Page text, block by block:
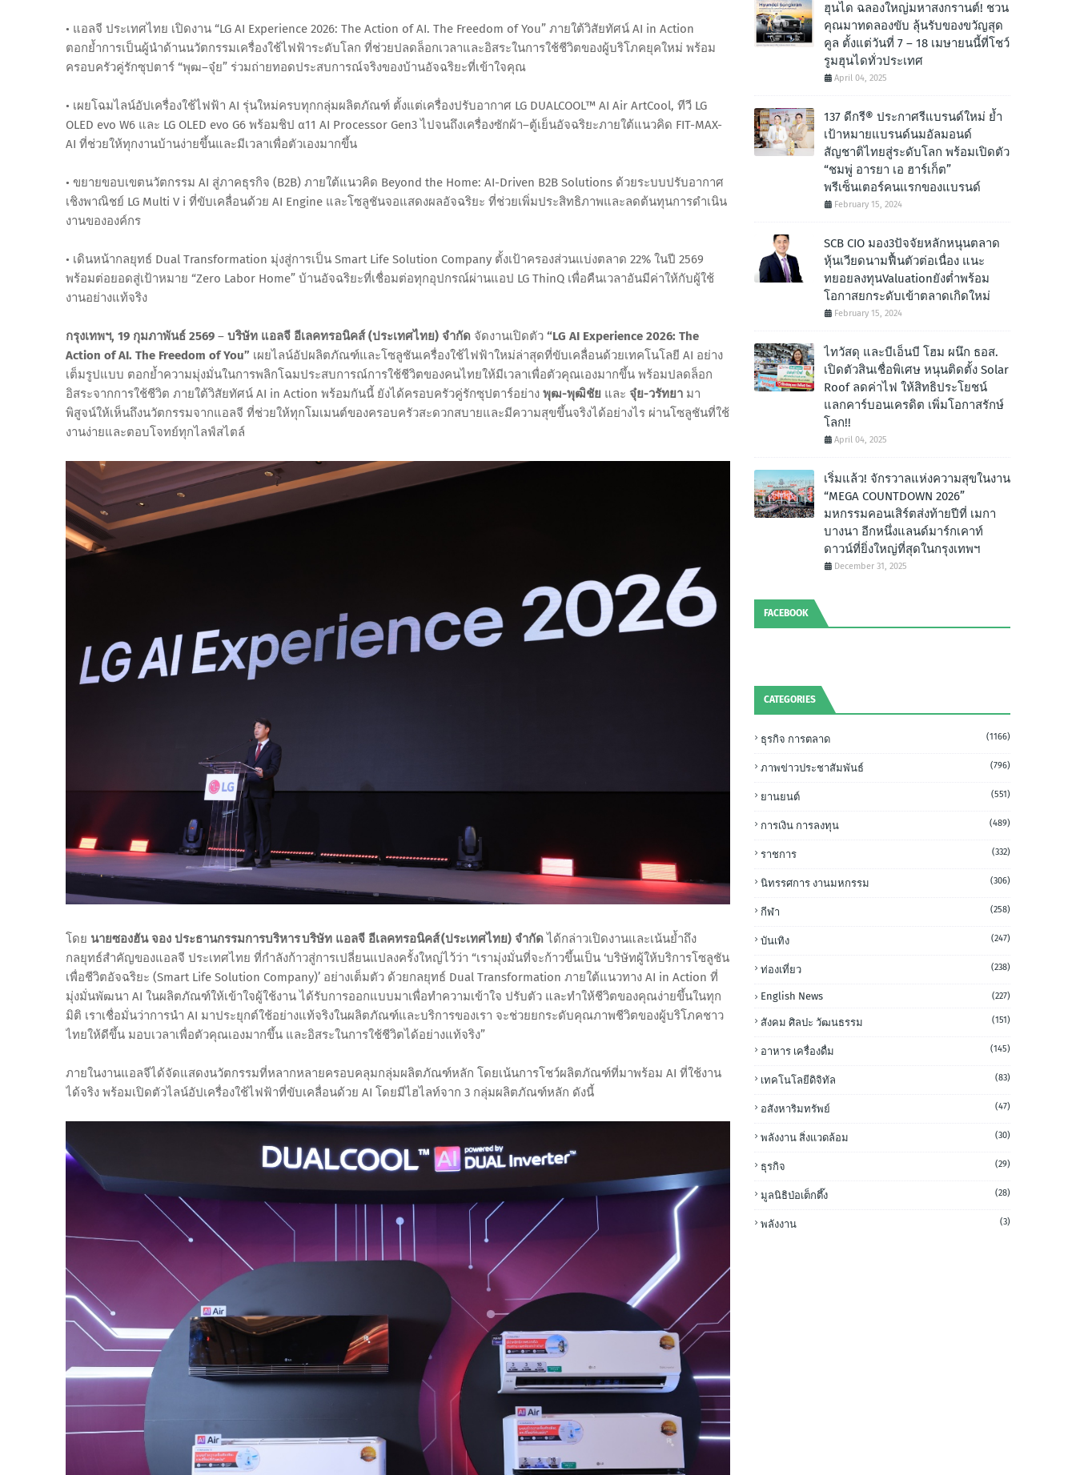
• แอลจี ประเทศไทย เปิดงาน “LG AI Experience 2026: The Action of AI. The Freedom of You” ภายใต้วิสัยทัศน์ AI in Action
ตอกย้ำการเป็นผู้นำด้านนวัตกรรมเครื่องใช้ไฟฟ้าระดับโลก ที่ช่วยปลดล็อกเวลาและอิสระในการใช้ชีวิตของผู้บริโภคยุคใหม่ พร้อม
ครอบครัวคู่รักซุปตาร์ “พุฒ–จุ๋ย” ร่วมถ่ายทอดประสบการณ์จริงของบ้านอัจฉริยะที่เข้าใจคุณ
• เผยโฉมไลน์อัปเครื่องใช้ไฟฟ้า AI รุ่นใหม่ครบทุกกลุ่มผลิตภัณฑ์ ตั้งแต่เครื่องปรับอากาศ LG DUALCOOL™ AI Air ArtCool, ทีวี LG
OLED evo W6 และ LG OLED evo G6 พร้อมชิป α11 AI Processor Gen3 ไปจนถึงเครื่องซักผ้า–ตู้เย็นอัจฉริยะภายใต้แนวคิด FIT-MAX-
AI ที่ช่วยให้ทุกงานบ้านง่ายขึ้นและมีเวลาเพื่อตัวเองมากขึ้น
• ขยายขอบเขตนวัตกรรม AI สู่ภาคธุรกิจ (B2B) ภายใต้แนวคิด Beyond the Home: AI-Driven B2B Solutions ด้วยระบบปรับอากาศ
เชิงพาณิชย์ LG Multi V i ที่ขับเคลื่อนด้วย AI Engine และโซลูชันจอแสดงผลอัจฉริยะ ที่ช่วยเพิ่มประสิทธิภาพและลดต้นทุนการดำเนิน
งานขององค์กร
• เดินหน้ากลยุทธ์ Dual Transformation มุ่งสู่การเป็น Smart Life Solution Company ตั้งเป้าครองส่วนแบ่งตลาด 22% ในปี 2569
พร้อมต่อยอดสู่เป้าหมาย “Zero Labor Home” บ้านอัจฉริยะที่เชื่อมต่อทุกอุปกรณ์ผ่านแอป LG ThinQ เพื่อคืนเวลาอันมีค่าให้กับผู้ใช้
งานอย่างแท้จริง
กรุงเทพฯ, 19 กุมภาพันธ์ 2569 – บริษัท แอลจี อีเลคทรอนิคส์ (ประเทศไทย) จำกัด จัดงานเปิดตัว “LG AI Experience 2026: The
Action of AI. The Freedom of You” เผยไลน์อัปผลิตภัณฑ์และโซลูชันเครื่องใช้ไฟฟ้าใหม่ล่าสุดที่ขับเคลื่อนด้วยเทคโนโลยี AI อย่าง
เต็มรูปแบบ ตอกย้ำความมุ่งมั่นในการพลิกโฉมประสบการณ์การใช้ชีวิตของคนไทยให้มีเวลาเพื่อตัวคุณเองมากขึ้น พร้อมปลดล็อก
อิสระจากการใช้ชีวิต ภายใต้วิสัยทัศน์ AI in Action พร้อมกันนี้ ยังได้ครอบครัวคู่รักซุปตาร์อย่าง พุฒ-พุฒิชัย และ จุ๋ย-วรัทยา มา
พิสูจน์ให้เห็นถึงนวัตกรรมจากแอลจี ที่ช่วยให้ทุกโมเมนต์ของครอบครัวสะดวกสบายและมีความสุขขึ้นจริงได้อย่างไร ผ่านโซลูชันที่ใช้
งานง่ายและตอบโจทย์ทุกไลฟ์สไตล์
โดย นายซองฮัน จอง ประธานกรรมการบริหาร บริษัท แอลจี อีเลคทรอนิคส์ (ประเทศไทย) จำกัดได้กล่าวเปิดงานและเน้นย้ำถึง
กลยุทธ์สำคัญของแอลจี ประเทศไทย ที่กำลังก้าวสู่การเปลี่ยนแปลงครั้งใหญ่ไว้ว่า “เรามุ่งมั่นที่จะก้าวขึ้นเป็น ‘บริษัทผู้ให้บริการโซลูชัน
เพื่อชีวิตอัจฉริยะ (Smart Life Solution Company)’ อย่างเต็มตัว ด้วยกลยุทธ์ Dual Transformation ภายใต้แนวทาง AI in Action ที่
มุ่งมั่นพัฒนา AI ในผลิตภัณฑ์ให้เข้าใจผู้ใช้งาน ได้รับการออกแบบมาเพื่อทำความเข้าใจ ปรับตัว และทำให้ชีวิตของคุณง่ายขึ้นในทุก
มิติ เราเชื่อมั่นว่าการนำ AI มาประยุกต์ใช้อย่างแท้จริงในผลิตภัณฑ์และบริการของเรา จะช่วยยกระดับคุณภาพชีวิตของผู้บริโภคชาว
ไทยให้ดีขึ้น มอบเวลาเพื่อตัวคุณเองมากขึ้น และอิสระในการใช้ชีวิตได้อย่างแท้จริง”
ภายในงานแอลจีได้จัดแสดงนวัตกรรมที่หลากหลายครอบคลุมกลุ่มผลิตภัณฑ์หลัก โดยเน้นการโชว์ผลิตภัณฑ์ที่มาพร้อม AI ที่ใช้งาน
ได้จริง พร้อมเปิดตัวไลน์อัปเครื่องใช้ไฟฟ้าที่ขับเคลื่อนด้วย AI โดยมีไฮไลท์จาก 3 กลุ่มผลิตภัณฑ์หลัก ดังนี้
ฮุนได ฉลองใหญ่มหาสงกรานต์! ชวน
คุณมาทดลองขับ ลุ้นรับของขวัญสุด
คูล ตั้งแต่วันที่ 7 – 18 เมษายนนี้ที่โชว์
รูมฮุนไดทั่วประเทศ
April 04, 2025
137 ดีกรี® ประกาศรีแบรนด์ใหม่ ย้ำ
เป้าหมายแบรนด์นมอัลมอนด์
สัญชาติไทยสู่ระดับโลก พร้อมเปิดตัว
“ชมพู่ อารยา เอ ฮาร์เก็ต”
พรีเซ็นเตอร์คนแรกของแบรนด์
February 15, 2024
SCB CIO มอง3ปัจจัยหลักหนุนตลาด
หุ้นเวียดนามฟื้นตัวต่อเนื่อง แนะ
ทยอยลงทุนValuationยังต่ำพร้อม
โอกาสยกระดับเข้าตลาดเกิดใหม่
February 15, 2024
ไทวัสดุ และบีเอ็นบี โฮม ผนึก ธอส.
เปิดตัวสินเชื่อพิเศษ หนุนติดตั้ง Solar
Roof ลดค่าไฟ ให้สิทธิประโยชน์
แลกคาร์บอนเครดิต เพิ่มโอกาสรักษ์
โลก!!
April 04, 2025
เริ่มแล้ว! จักรวาลแห่งความสุขในงาน
“MEGA COUNTDOWN 2026”
มหกรรมคอนเสิร์ตส่งท้ายปีที่ เมกา
บางนา อีกหนึ่งแลนด์มาร์กเคาท์
ดาวน์ที่ยิ่งใหญ่ที่สุดในกรุงเทพฯ
December 31, 2025
FACEBOOK
CATEGORIES
ธุรกิจ การตลาด (1166)
ภาพข่าวประชาสัมพันธ์ (796)
ยานยนต์ (551)
การเงิน การลงทุน (489)
ราชการ (332)
นิทรรศการ งานมหกรรม (306)
กีฬา (258)
บันเทิง (247)
ท่องเที่ยว (238)
English News (227)
สังคม ศิลปะ วัฒนธรรม (151)
อาหาร เครื่องดื่ม (145)
เทคโนโลยีดิจิทัล (83)
อสังหาริมทรัพย์ (47)
พลังงาน สิ่งแวดล้อม (30)
ธุรกิจ (29)
มูลนิธิป่อเต็กตึ๊ง (28)
พลังงาน (3)